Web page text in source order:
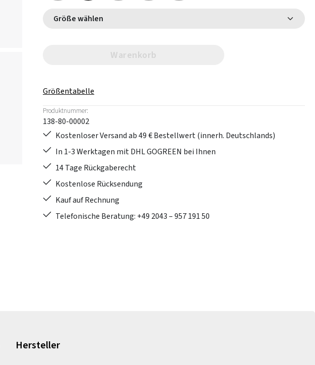
Größe wählen
Warenkorb
Größentabelle
Produktnummer:
138-80-00002
Kostenloser Versand ab 49 € Bestellwert (innerh. Deutschlands)
In 1-3 Werktagen mit DHL GOGREEN bei Ihnen
14 Tage Rückgaberecht
Kostenlose Rücksendung
Kauf auf Rechnung
Telefonische Beratung: +49 2043 – 957 191 50
Hersteller